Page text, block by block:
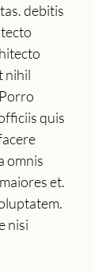
debitis
nihil
quis
omnis
et.
nisi